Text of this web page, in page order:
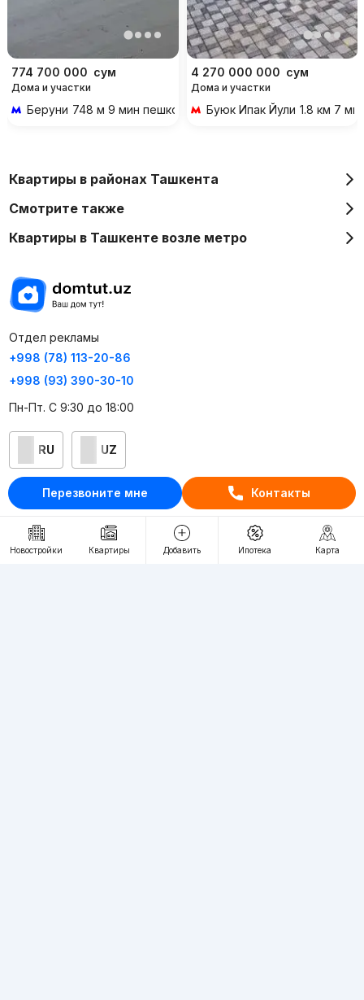
Перезвоните мне Контакты
774 700 000 сум
Дома и участки
Беруни 748 м 9 мин пешком
4 270 000 000 сум
Дома и участки
Буюк Ипак Йули 1.8 км 7
Новостройки Квартиры Добавить Ипотека Карта
Квартиры в районах Ташкента
Смотрите также
Квартиры в Ташкенте возле метро
Отдел рекламы
+998 (78) 113-20-86
+998 (93) 390-30-10
Пн-Пт. С 9:30 до 18:00
RU UZ
Контакты
О проекте
Проект компании Webnow ©